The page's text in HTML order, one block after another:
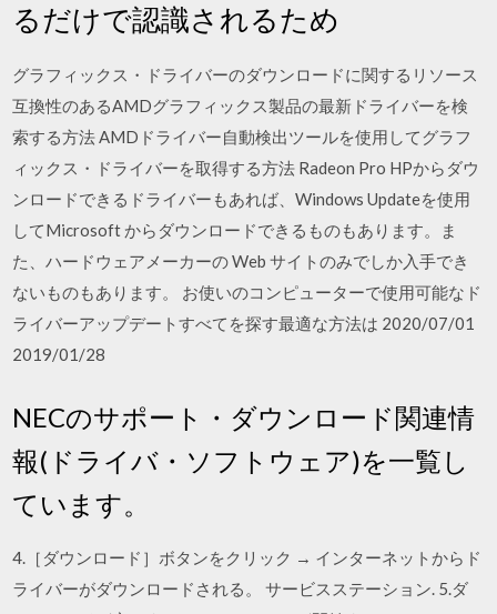
るだけで認識されるため
グラフィックス・ドライバーのダウンロードに関するリソース
互換性のあるAMDグラフィックス製品の最新ドライバーを検
索する方法 AMDドライバー自動検出ツールを使用してグラフ
ィックス・ドライバーを取得する方法 Radeon Pro HPからダウ
ンロードできるドライバーもあれば、Windows Updateを使用
してMicrosoft からダウンロードできるものもあります。ま
た、ハードウェアメーカーの Web サイトのみでしか入手でき
ないものもあります。 お使いのコンピューターで使用可能なド
ライバーアップデートすべてを探す最適な方法は 2020/07/01
2019/01/28
NECのサポート・ダウンロード関連情
報(ドライバ・ソフトウェア)を一覧し
ています。
4.［ダウンロード］ボタンをクリック → インターネットからド
ライバーがダウンロードされる。 サービスステーション. 5.ダ